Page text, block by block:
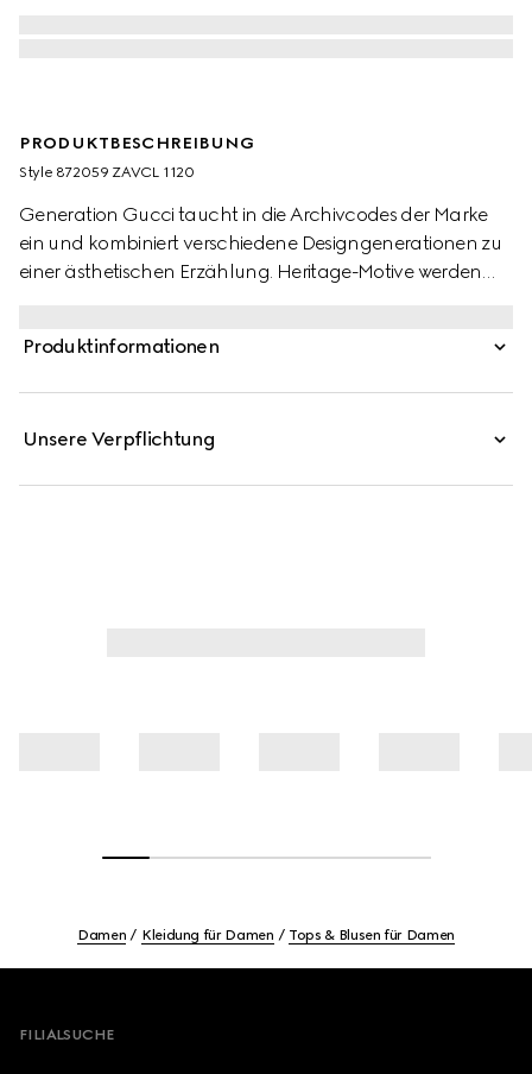
PRODUKTBESCHREIBUNG
Style ‎872059 ZAVCL 1120
Generation Gucci taucht in die Archivcodes der Marke
ein und kombiniert verschiedene Designgenerationen zu
einer ästhetischen Erzählung. Heritage-Motive werden
aus einer Seidenmischung zeichnet sich durch einen
Produktinformationen
Unsere Verpflichtung
Damen Kleidung für Damen Tops & Blusen für Damen
FILIALSUCHE